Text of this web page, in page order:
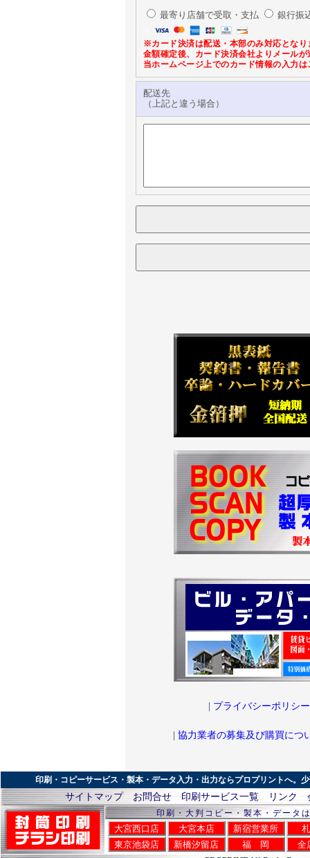
最寄り店舗で受取・支払 銀行振
※カード決済は配送・本部のみ対応となり
金額確定後、カード決済会社よりメール
当ホームページ上でのカード情報の入力
配送先
（上記と違う場合）
プライバシーポリシー
協力業者の募集及び購買につ
印刷・コピーサービス・製本・データ入力・出力ならプロプリントへ。
サイトマップ お問合せ 印刷サービス一覧 リンク
印刷・大判コピー・製本・データ
大宮西口店 大宮本店 新宿営業所
東京池袋店
新橋汐留店 福 岡 全